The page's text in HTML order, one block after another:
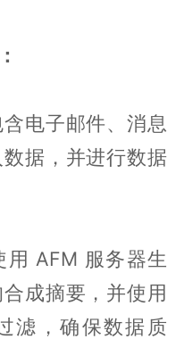
电子邮件、消息
据，并进行数据
AFM 服务器生
成摘要，并使用
滤，确保数据质